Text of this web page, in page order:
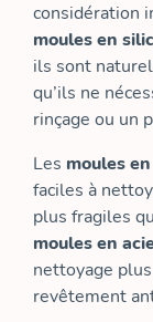
considération
moules en
ils sont
qu’ils ne
rinçage ou un
Les moules
faciles à
plus fragiles
moules en
nettoyage
revêtement